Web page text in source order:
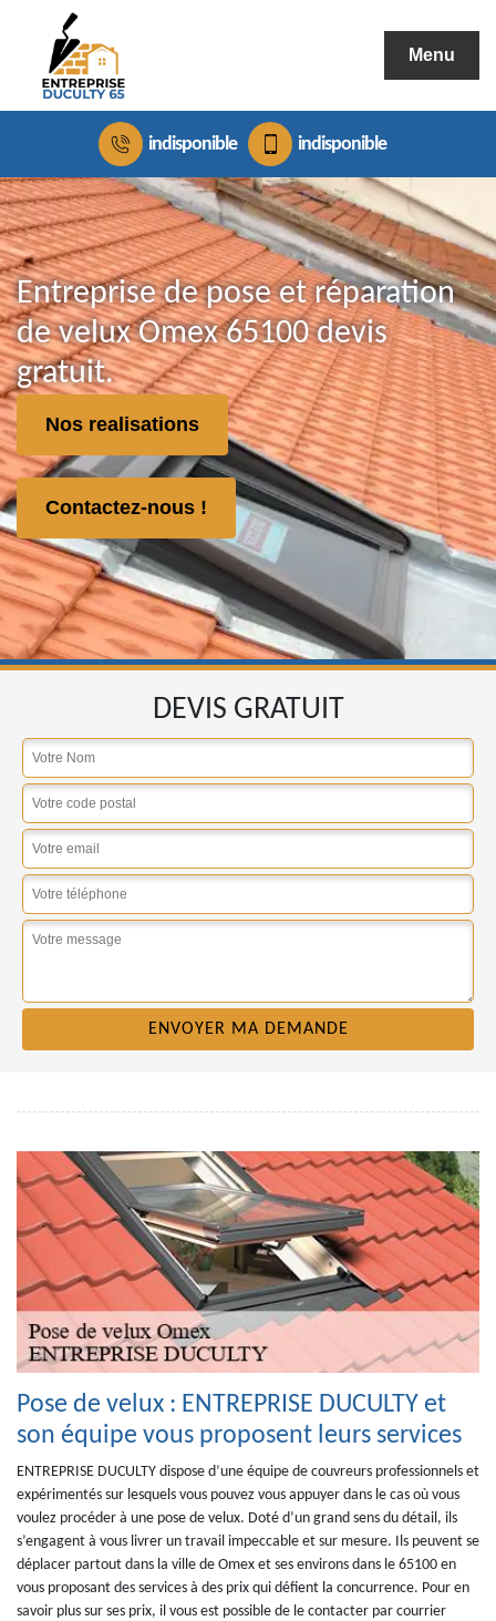
Menu
indisponible indisponible
Entreprise de pose et réparation
de velux Omex 65100 devis
gratuit.
Nos realisations
Contactez-nous !
DEVIS GRATUIT
Pose de velux : ENTREPRISE DUCULTY et
son équipe vous proposent leurs services
ENTREPRISE DUCULTY dispose d’une équipe de couvreurs professionnels et
expérimentés sur lesquels vous pouvez vous appuyer dans le cas où vous
voulez procéder à une pose de velux. Doté d’un grand sens du détail, ils
s’engagent à vous livrer un travail impeccable et sur mesure. Ils peuvent se
déplacer partout dans la ville de Omex et ses environs dans le 65100 en
vous proposant des services à des prix qui défient la concurrence. Pour en
savoir plus sur ses prix, il vous est possible de le contacter par courrier